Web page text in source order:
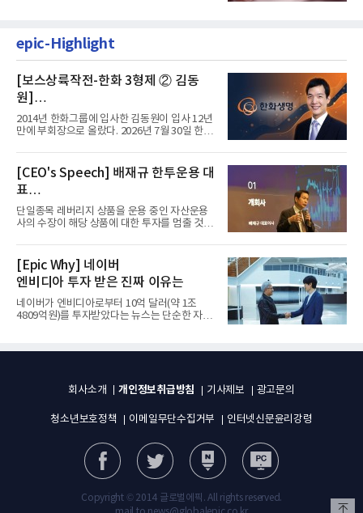
epic-Highlight
[보스상륙작전-한화 3형제 ② 김동
원]
입사 12년 만에 금융계열 수장 등극
2014년 한화그룹에 입사한 김동원이 입사 12년
만에 부회장으로 올랐다. 2026년 7월 30일 한화
[CEO's Speech] 배재규 한투운용 대
표
“개별종목 레버리지 투자 지금이라도
멈춰라”
단일종목 레버리지 상품을 운용 중인 자산운용
사의 수장이 해당 상품에 대한 투자를 멈출 것을
[Epic Why] 네이버
엔비디아 투자 받은 진짜 이유는
네이버가 엔비디아로부터 10억 달러(약 1조
4809억원)를 투자받았다는 뉴스는 단순한 자금
회사소개 개인정보취급방침 기사제보 광고문의
청소년보호정책 이메일무단수집거부 인터넷신문윤리강령
Copyright © 2014 글로벌에픽. All rights reserved.